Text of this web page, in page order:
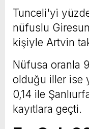
Tunceli'yi
nüfuslu
kişiyle Artvin
Nüfusa oranla
olduğu iller ise
0,14 ile
kayıtlara geçti.